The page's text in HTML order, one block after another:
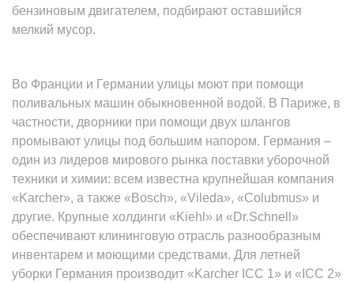
бензиновым двигателем, подбирают оставшийся
мелкий мусор.
Во Франции и Германии улицы моют при помощи
поливальных машин обыкновенной водой. В Париже, в
частности, дворники при помощи двух шлангов
промывают улицы под большим напором. Германия –
один из лидеров мирового рынка поставки уборочной
техники и химии: всем известна крупнейшая компания
«Karcher», а также «Bosch», «Vileda», «Colubmus» и
другие. Крупные холдинги «Kiehl» и «Dr.Schnell»
обеспечивают клининговую отрасль разнообразным
инвентарем и моющими средствами. Для летней
уборки Германия производит «Karcher ICC 1» и «ICC 2»